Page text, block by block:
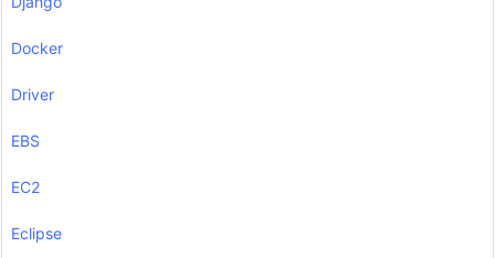
Docker
Driver
EBS
EC2
Eclipse